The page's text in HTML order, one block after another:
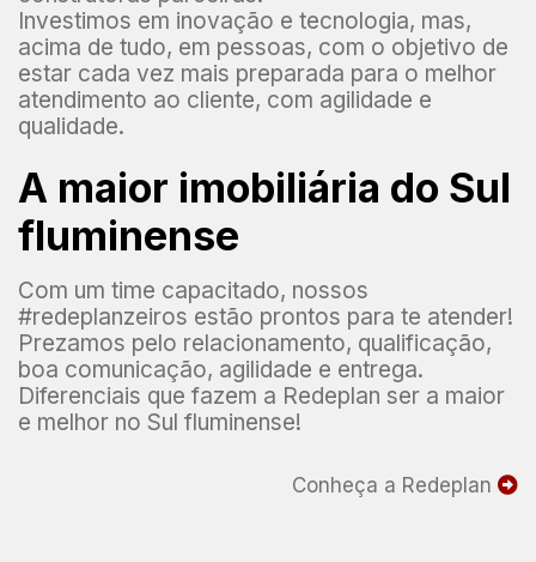
Investimos em inovação e tecnologia, mas,
acima de tudo, em pessoas, com o objetivo de
estar cada vez mais preparada para o melhor
atendimento ao cliente, com agilidade e
qualidade.
A maior imobiliária do Sul
fluminense
Com um time capacitado, nossos
#redeplanzeiros estão prontos para te atender!
Prezamos pelo relacionamento, qualificação,
boa comunicação, agilidade e entrega.
Diferenciais que fazem a Redeplan ser a maior
e melhor no Sul fluminense!
Conheça a Redeplan